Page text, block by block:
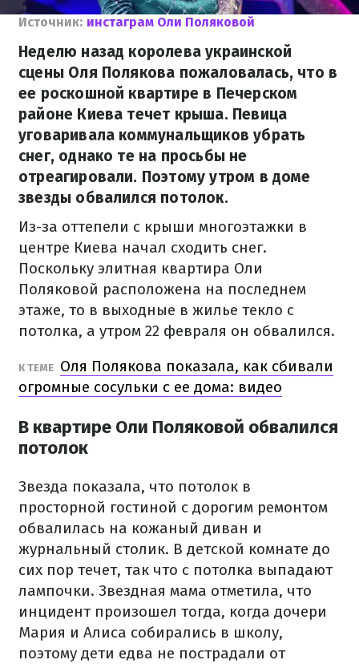
Источник: инстаграм Оли Поляковой
Неделю назад королева украинской
сцены Оля Полякова пожаловалась, что в
ее роскошной квартире в Печерском
районе Киева течет крыша. Певица
уговаривала коммунальщиков убрать
снег, однако те на просьбы не
отреагировали. Поэтому утром в доме
звезды обвалился потолок.
Из-за оттепели с крыши многоэтажки в
центре Киева начал сходить снег.
Поскольку элитная квартира Оли
Поляковой расположена на последнем
этаже, то в выходные в жилье текло с
потолка, а утром 22 февраля он обвалился.
К ТЕМЕ Оля Полякова показала, как сбивали
огромные сосульки с ее дома: видео
В квартире Оли Поляковой обвалился
потолок
Звезда показала, что потолок в
просторной гостиной с дорогим ремонтом
обвалилась на кожаный диван и
журнальный столик. В детской комнате до
сих пор течет, так что с потолка выпадают
лампочки. Звездная мама отметила, что
инцидент произошел тогда, когда дочери
Мария и Алиса собирались в школу,
поэтому дети едва не пострадали от